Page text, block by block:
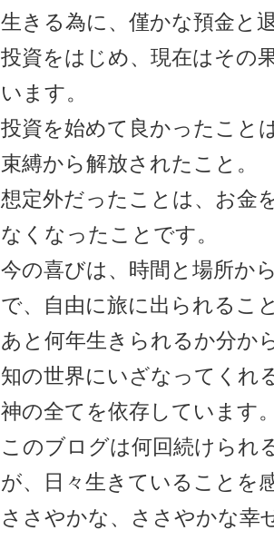
生きる為に、僅かな預金と
投資をはじめ、現在はその
います。
投資を始めて良かったこと
束縛から解放されたこと。
想定外だったことは、お金
なくなったことです。
今の喜びは、時間と場所か
で、自由に旅に出られるこ
あと何年生きられるか分か
知の世界にいざなってくれ
神の全てを依存しています
このブログは何回続けられ
が、日々生きていることを
ささやかな、ささやかな幸